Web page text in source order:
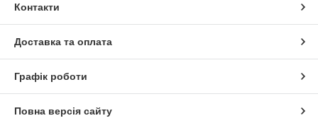
Контакти
Доставка та оплата
Графік роботи
Повна версія сайту